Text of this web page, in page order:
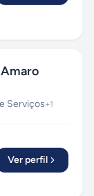
Serviços+1
Ver perfil